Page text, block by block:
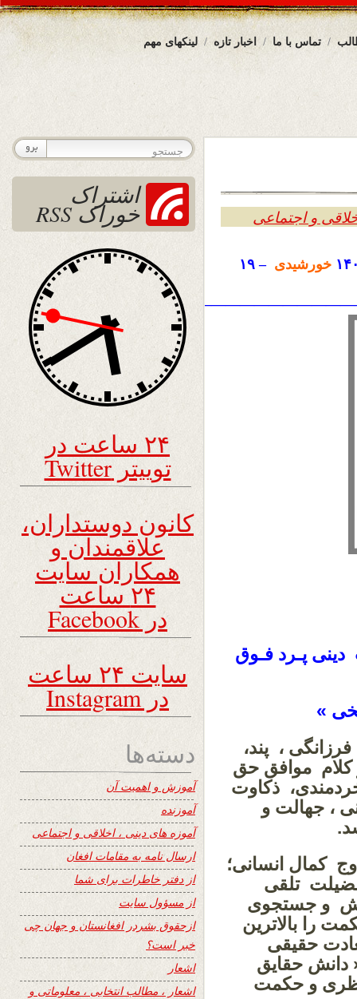
لینکهای مهم اخبار تازه تماس با ما
و اجتماعی
خورشیدی – ۱۹
پـرد فـوق
»
، پند،
کلام موافق حق
ذکاوت
، جهالت و
کمال انسانی؛
تلقی
و جستجوی
را بالاترین
حقیقی
دانش حقایق
و حکمت
اشتراک
خوراک RSS
۲۴ ساعت در
توییتر Twitter
کانون دوستداران،
علاقمندان و
همکاران سایت
۲۴ ساعت
در Facebook
سایت ۲۴ ساعت
در Instagram
دسته‌ها
آموزش و اهمیت آن
آموزنده
آموزه های دینی ، اخلاقی و اجتماعی
ارسال نامه به مقامات افغان
از دفتر خاطرات برای شما
از مسؤول سایت
ازحقوق بشردر افغانستان و جهان چی
خبر است؟
اشعار
اشعار ، مطالب انتخابی ، معلوماتی و